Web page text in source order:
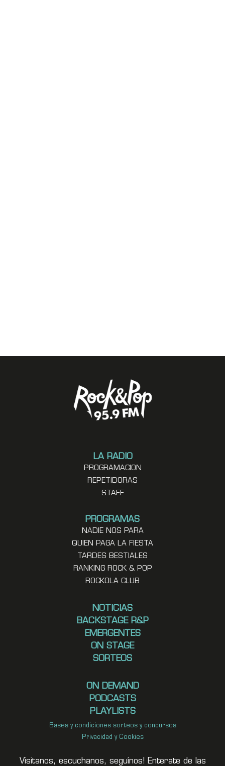
LA RADIO
PROGRAMACION
REPETIDORAS
STAFF
PROGRAMAS
NADIE NOS PARA
QUIEN PAGA LA FIESTA
TARDES BESTIALES
RANKING ROCK & POP
ROCKOLA CLUB
NOTICIAS
BACKSTAGE R&P
EMERGENTES
ON STAGE
SORTEOS
ON DEMAND
PODCASTS
PLAYLISTS
Bases y condiciones sorteos y concursos
Privacidad y Cookies
Visitanos, escuchanos, seguínos! Enterate de las